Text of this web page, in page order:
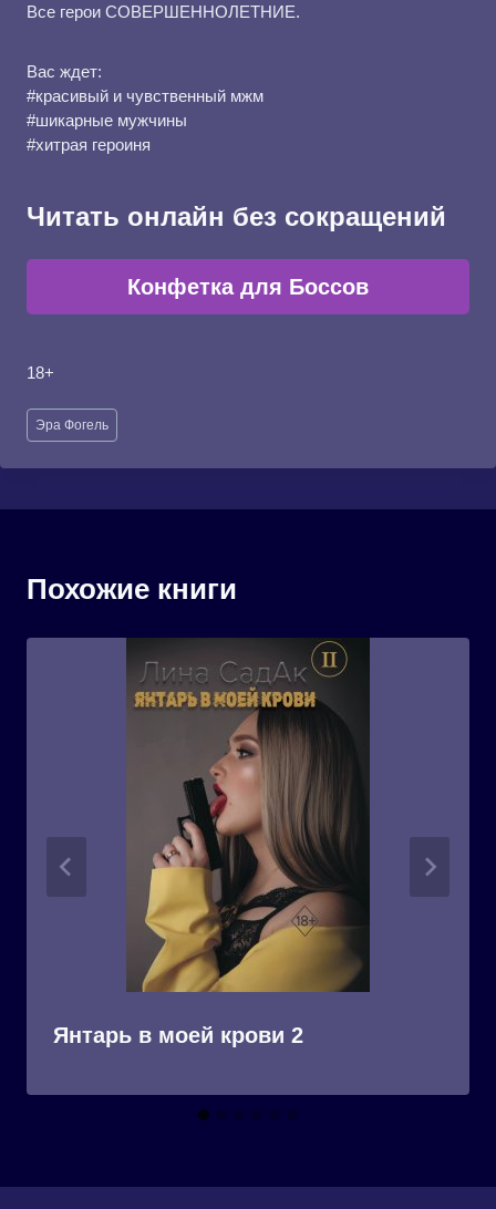
Все герои СОВЕРШЕННОЛЕТНИЕ.
Вас ждет:
#красивый и чувственный мжм
#шикарные мужчины
#хитрая героиня
Читать онлайн без сокращений
Конфетка для Боссов
18+
Метки
записи:
Эра Фогель
Похожие книги
Янтарь в моей крови 2